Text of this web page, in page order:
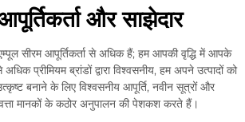
और साझेदार
सीरम आपूर्तिकर्ता से अधिक हैं; हम आपकी वृद्धि में आपके
प्रीमियम ब्रांडों द्वारा विश्वसनीय, हम अपने उत्पादों को
बनाने के लिए विश्वसनीय आपूर्ति, नवीन सूत्रों और
मानकों के कठोर अनुपालन की पेशकश करते हैं।